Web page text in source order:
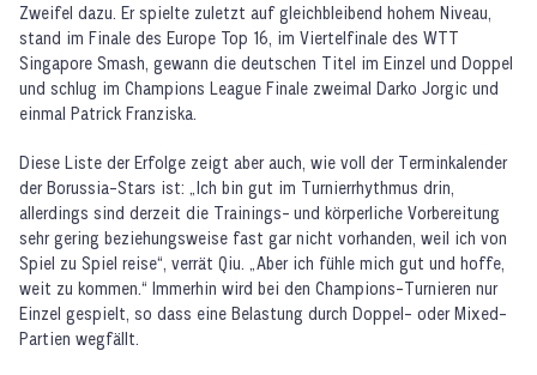
Zweifel dazu. Er spielte zuletzt auf gleichbleibend hohem Niveau,
stand im Finale des Europe Top 16, im Viertelfinale des WTT
Singapore Smash, gewann die deutschen Titel im Einzel und Doppel
und schlug im Champions League Finale zweimal Darko Jorgic und
einmal Patrick Franziska.
Diese Liste der Erfolge zeigt aber auch, wie voll der Terminkalender
der Borussia-Stars ist: „Ich bin gut im Turnierrhythmus drin,
allerdings sind derzeit die Trainings- und körperliche Vorbereitung
sehr gering beziehungsweise fast gar nicht vorhanden, weil ich von
Spiel zu Spiel reise“, verrät Qiu. „Aber ich fühle mich gut und hoffe,
weit zu kommen.“ Immerhin wird bei den Champions-Turnieren nur
Einzel gespielt, so dass eine Belastung durch Doppel- oder Mixed-
Partien wegfällt.